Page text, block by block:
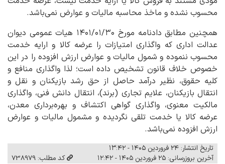
محسوب نشده و ماخذ محاسبه مالیات و عوارض نمی‌باشد.
همچنین مطابق دادنامه مورخ ۱۴۰۱/۰۱/۳۰ هیات عمومی دیوان
عدالت اداری که واگذاری امتیازات را عرضه کالا و ارایه خدمت
محسوب ننموده و شمول مالیات و عوارض ارزش ‌افزوده را در این
خصوص خلاف قانون تشخیص داده است؛ لذا واگذاری منافع و
کلیه حقوق، نظیر درآمد حاصل از حق رشد بازیکنان و نقل و
انتقال بازیکنان، علایم تجاری (برند)، انتقال دانش فنی، واگذاری
مالکیت معنوی، واگذاری گواهی اکتشاف و بهره‌برداری معدن،
عرضه کالا یا خدمت تلقی نگردیده و مشمول مالیات و عوارض
ارزش افزوده نمی‌باشد.
تاریخ انتشار: ۲۴ فروردین ۱۴۰۵ - ۱۳:۴۲
آخرین بروزرسانی: ۲۵ فروردین ۱۴۰۵ - ۱۲:۴۲
کد مطلب: 738979